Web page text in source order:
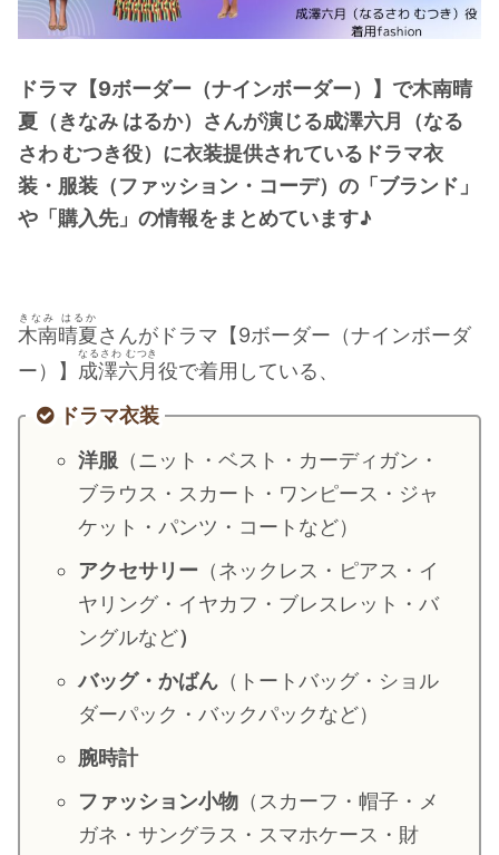
・深田恭子
・北川景子
・ 橋本環奈
【よく検索されてる男性芸能人】
・ 目黒蓮
・赤楚衛二
・木村拓哉（キムタク）
・佐藤健
岡田将生
松下洸平
山田裕貴
田中圭
女子アナ衣装
バラエティ番組衣裳
ドラマ【9ボーダー（ナインボーダー）】で木南晴
夏（きなみ はるか）さんが演じる成澤六月（なる
さわ むつき役）に衣装提供されているドラマ衣
装・服装（ファッション・コーデ）の「ブランド」
や「購入先」の情報をまとめています♪
木南晴夏
きなみ はるか
さんがドラマ【9ボーダー（ナインボーダ
ー）】 成澤六月
なるさわ むつき
役で着用している、
ドラマ衣装
洋服 （ニット・ベスト・カーディガン・
ブラウス・スカート・ワンピース・ジャ
ケット・パンツ・コートなど）
アクセサリー （ネックレス・ピアス・イ
ヤリング・イヤカフ・ブレスレット・バ
ングルなど）
バッグ・かばん （トートバッグ・ショル
ダーパック・バックパックなど）
腕時計
ファッション小物 （スカーフ・帽子・メ
ガネ・サングラス・スマホケース・財